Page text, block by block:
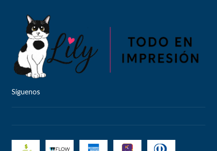
Síguenos